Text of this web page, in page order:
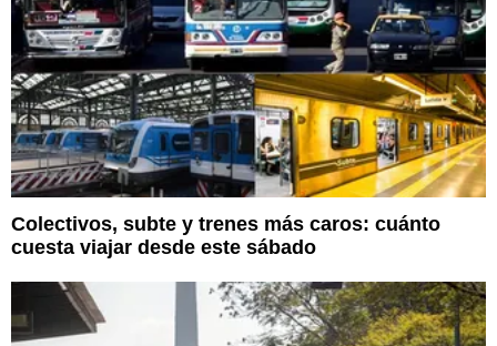
Colectivos, subte y trenes más caros: cuánto
cuesta viajar desde este sábado